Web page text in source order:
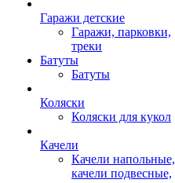
Гаражи детские
Гаражи, парковки,
треки
Батуты
Батуты
Коляски
Коляски для кукол
Качели
Качели напольные,
качели подвесные,